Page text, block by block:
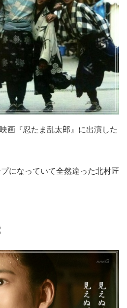
画『忍たま乱太郎』に出演した
になっていて全然違った北村匠